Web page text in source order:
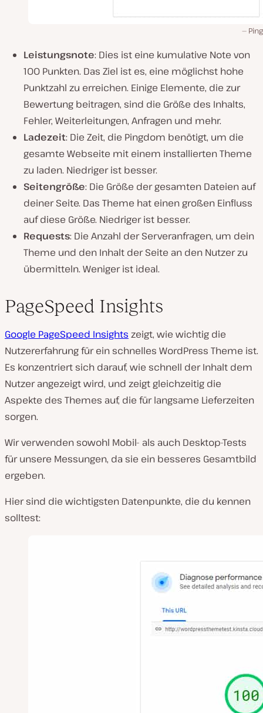
Leistungsnote: Dies ist eine kumulative Note von
100 Punkten. Das Ziel ist es, eine möglichst hohe
Punktzahl zu erreichen. Einige Elemente, die zur
Bewertung beitragen, sind die Größe des Inhalts,
Fehler, Weiterleitungen, Anfragen und mehr.
Ladezeit: Die Zeit, die Pingdom benötigt, um die
gesamte Webseite mit einem installierten Theme
zu laden. Niedriger ist besser.
Seitengröße: Die Größe der gesamten Dateien auf
deiner Seite. Das Theme hat einen großen Einfluss
auf diese Größe. Niedriger ist besser.
Requests: Die Anzahl der Serveranfragen, um dein
Theme und den Inhalt der Seite an den Nutzer zu
übermitteln. Weniger ist ideal.
PageSpeed Insights
Google PageSpeed Insights zeigt, wie wichtig die
Nutzererfahrung für ein schnelles WordPress Theme ist.
Es konzentriert sich darauf, wie schnell der Inhalt dem
Nutzer angezeigt wird, und zeigt gleichzeitig die
Aspekte des Themes auf, die für langsame Lieferzeiten
sorgen.
Wir verwenden sowohl Mobil- als auch Desktop-Tests
für unsere Messungen, da sie ein besseres Gesamtbild
ergeben.
Hier sind die wichtigsten Datenpunkte, die du kennen
solltest: